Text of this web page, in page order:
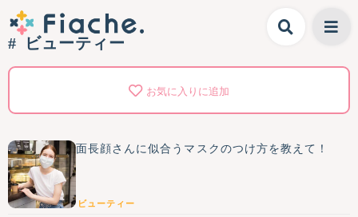
ビューティー
お気に入りに追加
面長顔さんに似合うマスクのつけ方を教えて！
ビューティー